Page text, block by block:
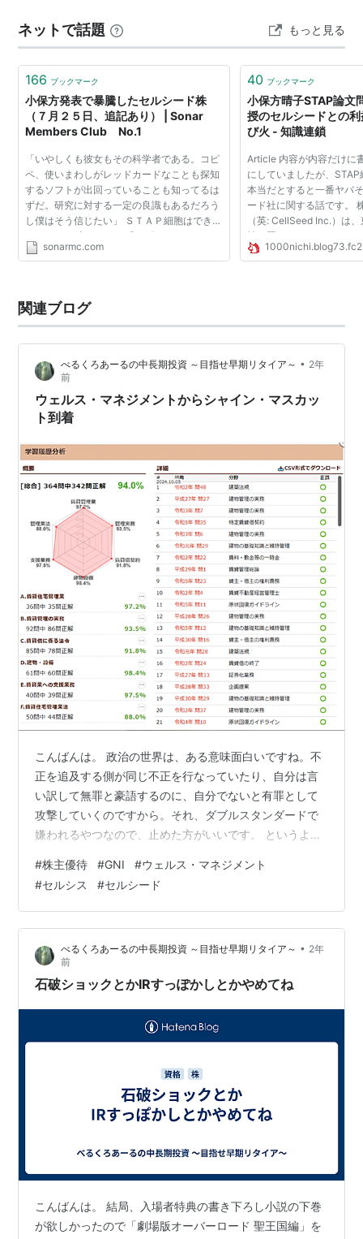
終え、とりあえず一息といったと…
ネットで話題 もっと見る
166 ブックマーク
小保方発表で暴騰したセルシード株
（７月２５日、追記あり） | Sonar
Members Club No.1
「いやしくも彼女もその科学者である。コピ
ペ、使いまわしがレッドカードなことも探知
するソフトが出回っていることも知ってるは
ずだ。研究に対する一定の良識もあるだろう
し僕はそう信じたい」 ＳＴＡＰ細胞はできた
の？ にそう書いたら、「コピペがいけないと
は知りませんでした」とあっぱれなご発言が
sonarmc.com
40 ブックマーク
小保方晴子STAP論文
授のセルシードとの
び火 - 知識連鎖
Article 内容が内容だけに
にしていましたが、
本当だとすると一番ヤバ
ード社に関する話です。
（英: CellSeed Inc.）は
社を置くバイオベンチャ
年）5月9日に設立したベ
関連ブログ
べるくろあーるの中長期投資 ～目指せ早期リタイア～ • 2年
前
ウェルス・マネジメントからシャイン・マスカッ
ト到着
こんばんは。 政治の世界は、ある意味面白いですね。不
正を追及する側が同じ不正を行なっていたり、自分は言
い訳して無罪と豪語するのに、自分でないと有罪として
攻撃していくのですから。それ、ダブルスタンダードで
嫌われるやつなので、止めた方がいいです。 というより
る人も一定数辞めざるを得ないと思うので、当初の目的
は達成できると思うのですが、なんでそうしないんです
かね。相手が辞めない理由を提供しているとしか思えま
せんし、他党の支持者は尚更支持しなくなると思いま
す。 なので、不記載は裏金だ、有罪だ、辞職しろと連呼
していた野党の議員は、まず我先にと辞職しましょ…
#株主優待 #GNI #ウェルス・マネジメント
#セルシス #セルシード
べるくろあーるの中長期投資 ～目指せ早期リタイア～ • 2年
前
石破ショックとかIRすっぽかしとかやめてね
こんばんは。 結局、入場者特典の書き下ろし小説の下巻
が欲しかったので「劇場版オーバーロード 聖王国編」を